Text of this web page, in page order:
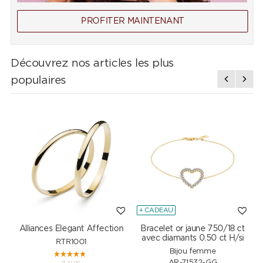
PROFITER MAINTENANT
Découvrez nos articles les plus
populaires
Alliances Elegant Affection
RTR1001
+ CADEAU
Bracelet or jaune 750/18 ct
avec diamants 0.50 ct H/si
Bijou femme